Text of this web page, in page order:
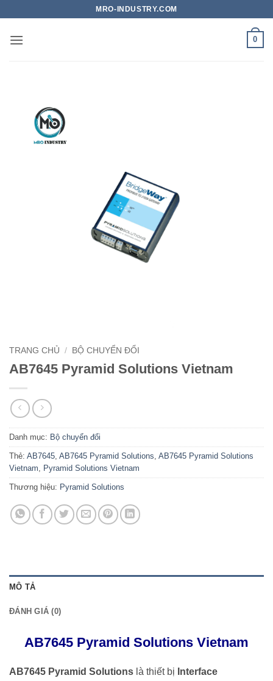
nội
MRO-INDUSTRY.COM
0
TRANG CHỦ / BỘ CHUYỂN ĐỔI
AB7645 Pyramid Solutions Vietnam
Danh mục: Bộ chuyển đổi
Thẻ: AB7645, AB7645 Pyramid Solutions, AB7645 Pyramid Solutions
Vietnam, Pyramid Solutions Vietnam
Thương hiệu: Pyramid Solutions
MÔ TẢ
ĐÁNH GIÁ (0)
AB7645 Pyramid Solutions Vietnam
AB7645 Pyramid Solutions là thiết bị Interface